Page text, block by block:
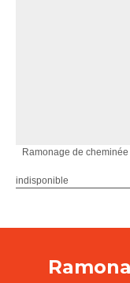
Ramonage de
indisponible